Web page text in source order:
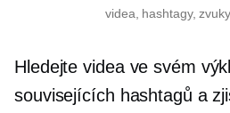
videa, hashtagy,
Hledejte videa ve svém
souvisejících hashtagů a